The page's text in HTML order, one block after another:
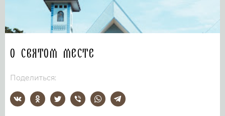
О святом месте
Поделиться: